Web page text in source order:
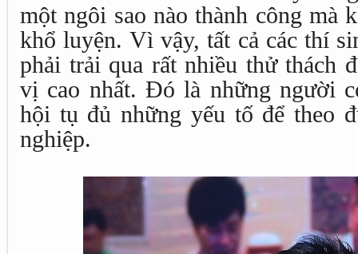
một ngôi sao nào thành công mà
khổ luyện. Vì vậy, tất cả các thí
phải trải qua rất nhiều thử thách
vị cao nhất. Đó là những người
hội tụ đủ những yếu tố để theo
nghiệp.